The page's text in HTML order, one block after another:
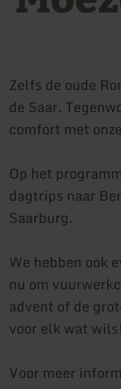
Zelfs de oude
de Saar.
comfort met
Op het
dagtrips naar
Saarburg.
We hebben ook
nu om
advent of de
voor elk wat wils!
Voor meer